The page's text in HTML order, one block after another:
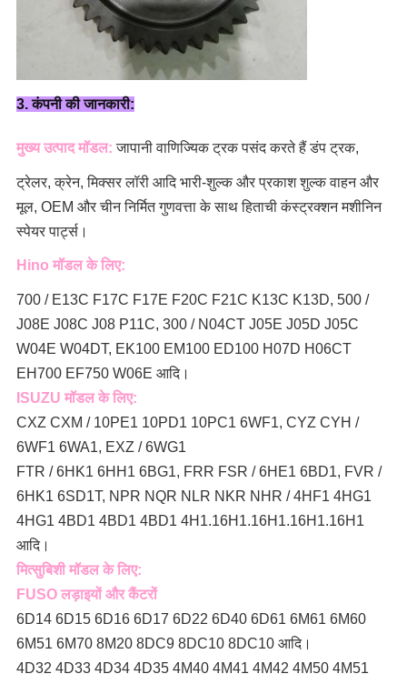
3. कंपनी की जानकारी:
मुख्य उत्पाद मॉडल: जापानी वाणिज्यिक ट्रक पसंद करते हैंडंप ट्रक,
ट्रेलर, क्रेन, मिक्सर लॉरी आदि भारी-शुल्क और प्रकाश शुल्क वाहन और
मूल, OEM और चीन निर्मित गुणवत्ता के साथ हिताची कंस्ट्रक्शन मशीनिन
स्पेयर पार्ट्स।
Hino मॉडल के लिए:
700 / E13C F17C F17E F20C F21C K13C K13D, 500 /
J08E J08C J08 P11C, 300 / N04CT J05E J05D J05C
W04E W04DT, EK100 EM100 ED100 H07D H06CT
EH700 EF750 W06E आदि।
ISUZU मॉडल के लिए:
CXZ CXM / 10PE1 10PD1 10PC1 6WF1, CYZ CYH /
6WF1 6WA1, EXZ / 6WG1
FTR / 6HK1 6HH1 6BG1, FRR FSR / 6HE1 6BD1, FVR /
6HK1 6SD1T, NPR NQR NLR NKR NHR / 4HF1 4HG1
4HG1 4BD1 4BD1 4BD1 4H1.16H1.16H1.16H1.16H1
आदि।
मित्सुबिशी मॉडल के लिए:
FUSO लड़ाइयों और कैंटरों
6D14 6D15 6D16 6D17 6D22 6D40 6D61 6M61 6M60
6M51 6M70 8M20 8DC9 8DC10 8DC10 आदि।
4D32 4D33 4D34 4D35 4M40 4M41 4M42 4M50 4M51